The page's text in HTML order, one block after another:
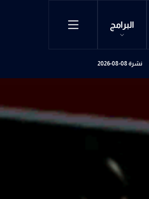
البرامج
نشرة 08-08-2026